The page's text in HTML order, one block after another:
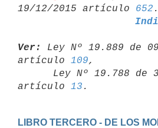
19/12/2015 artículo 652
Ver:
Ley Nº 19.889 de
artículo 109,
artículo 13
LIBRO TERCERO - DE LOS